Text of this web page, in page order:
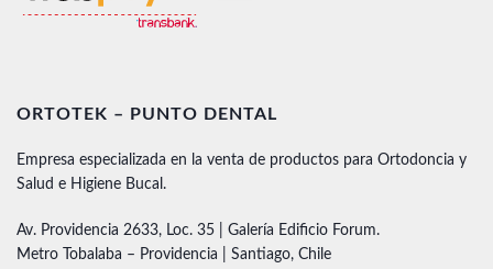
ORTOTEK – PUNTO DENTAL
Empresa especializada en la venta de productos para Ortodoncia y
Salud e Higiene Bucal.
Av. Providencia 2633, Loc. 35 | Galería Edificio Forum.
Metro Tobalaba – Providencia | Santiago, Chile